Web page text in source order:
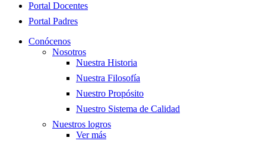
Portal Docentes
Portal Padres
Conócenos
Nosotros
Nuestra Historia
Nuestra Filosofía
Nuestro Propósito
Nuestro Sistema de Calidad
Nuestros logros
Ver más